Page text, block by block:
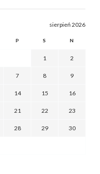
sierpień 2026
P S N
1 2
7 8 9
14 15 16
21 22 23
28 29 30